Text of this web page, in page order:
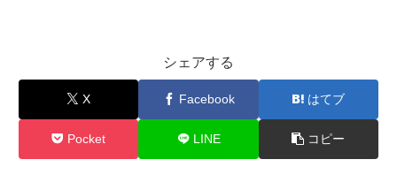
シェアする
X Facebook はてブ
Pocket LINE コピー